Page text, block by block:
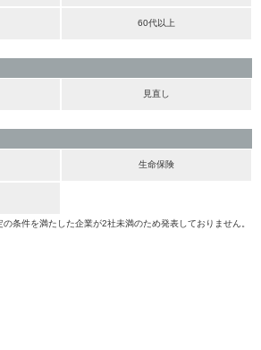
60代以上
見直し
生命保険
条件を満たした企業が2社未満のため発表しておりません。